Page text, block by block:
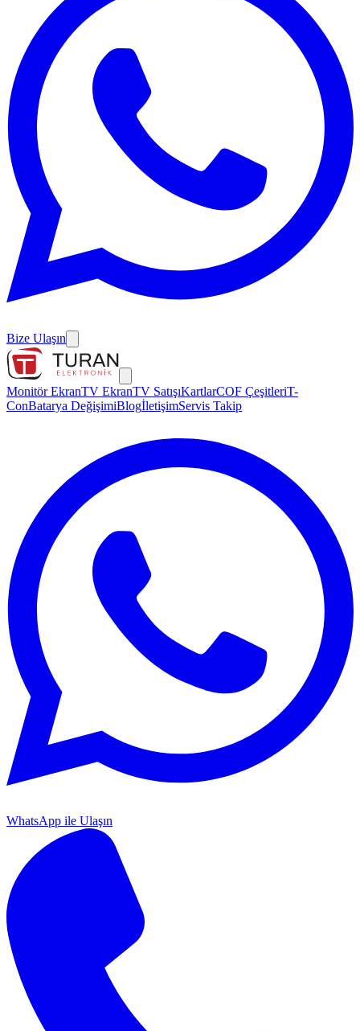
Bize Ulaşın
Monitör EkranTV EkranTV SatışıKartlarCOF ÇeşitleriT-
ConBatarya DeğişimiBlogİletişimServis Takip
WhatsApp ile Ulaşın